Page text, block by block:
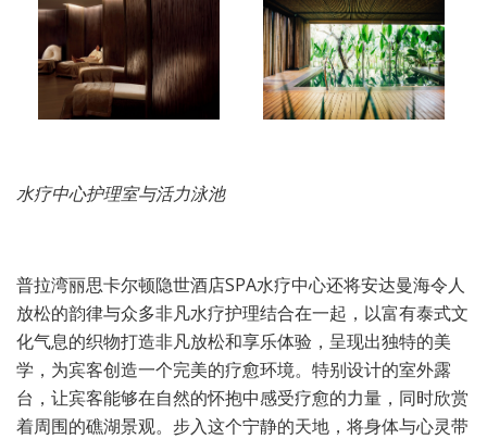
水疗中心护理室与活力泳池
普拉湾丽思卡尔顿隐世酒店SPA水疗中心还将安达曼海令人
放松的韵律与众多非凡水疗护理结合在一起，以富有泰式文
化气息的织物打造非凡放松和享乐体验，呈现出独特的美
学，为宾客创造一个完美的疗愈环境。特别设计的室外露
台，让宾客能够在自然的怀抱中感受疗愈的力量，同时欣赏
着周围的礁湖景观。步入这个宁静的天地，将身体与心灵带